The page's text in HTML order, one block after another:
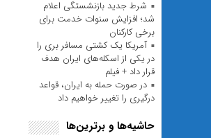
شرط جدید بازنشستگی اعلام
شد؛ افزایش سنوات خدمت برای
برخی کارکنان
آمریکا یک کشتی مسافر بری را
در یکی از اسکله‌های ایران هدف
قرار داد + فیلم
در صورت حمله به ایران، قواعد
درگیری را تغییر خواهیم داد
حاشیه‌ها و برترین‌ها